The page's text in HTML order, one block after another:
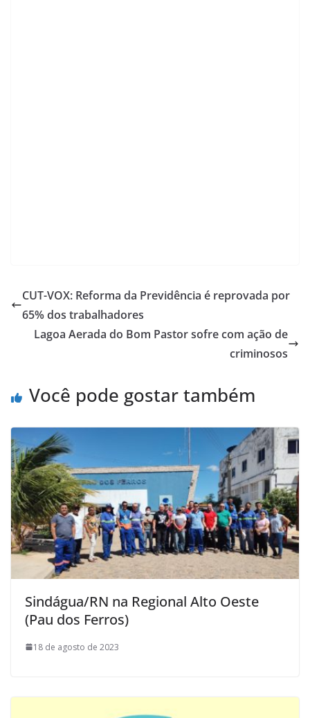
CUT-VOX: Reforma da Previdência é reprovada por
65% dos trabalhadores
Lagoa Aerada do Bom Pastor sofre com ação de
criminosos
Você pode gostar também
Sindágua/RN na Regional Alto Oeste
(Pau dos Ferros)
18 de agosto de 2023